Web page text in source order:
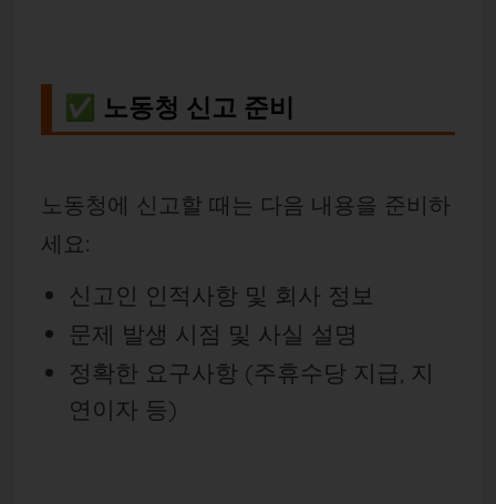
✅ 노동청 신고 준비
노동청에 신고할 때는 다음 내용을 준비하
세요:
신고인 인적사항 및 회사 정보
문제 발생 시점 및 사실 설명
정확한 요구사항 (주휴수당 지급, 지
연이자 등)